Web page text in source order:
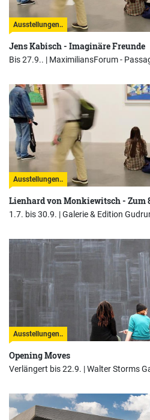
Ausstellungen..
Jens Kabisch - Imaginäre Freunde
Bis 27.9.. | MaximiliansForum -
Ausstellungen..
Lienhard von Monkiewitsch - Zum
1.7. bis 30.9. |Galerie & Edition
Ausstellungen..
Opening Moves
Verlängert bis 22.9. |Walter Storms